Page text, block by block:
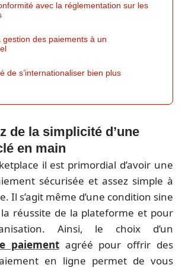
avec la réglementation sur les
gestion des paiements à un
de s’internationaliser bien plus
de la simplicité d’une
en main
il est primordial d’avoir une
sécurisée et assez simple à
Il s’agit même d’une condition sine
réussite de la plateforme et pour
Ainsi, le choix d’un
paiementagréé pour offrir des
en ligne permet de vous